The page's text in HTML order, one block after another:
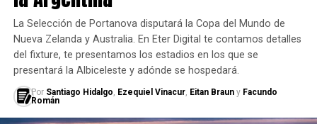
La Selección de Portanova disputará la Copa del Mundo de
Nueva Zelanda y Australia. En Eter Digital te contamos detalles
del fixture, te presentamos los estadios en los que se
presentará la Albiceleste y adónde se hospedará.
Por Santiago Hidalgo Ezequiel Vinacur Eitan Braun y Facundo
Román